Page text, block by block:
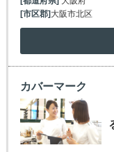
[市区郡]大阪市北区
カバーマーク